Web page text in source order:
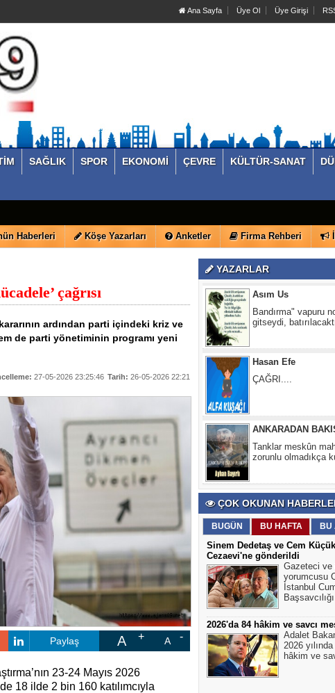
Ana Sayfa Üye Ol Üye Girişi
SAĞLIK SPOR EKONOMİ ÇEVRE KÜLTÜR-SANAT
Haberleri Köşe Yazarları Anketler Firma Rehberi
çağrısı
ardından parti içindeki kriz ve
de parti yönetiminin programı yeni
27-05-2026 23:25:46 Tarih: 26-05-2026 22:21
Paylaş A A
23-24 Mayıs 2026
18 ilde 2 bin 160 katılımcıyla
YAZARLAR
olamaz?
Nesibe Ersöz
Asım Us
Bandırma" vapuru
gitseydi,
Hasan Efe
ÇAĞRI....
ANKARADAN BAKIŞ
Tanklar meskûn
Sırlar Dünyası
KIZIL SAÇLI
HAN’IN KAYIP
Engelsiz Köşe
Az gören bireyler
Selin Esen Güneş
KANSER YAŞ
HULUSİ
BU NECİP VE
GENLERİ İLE
ÇOK OKUNAN
BUGÜN BU HAFTA BU
Sinem Dedetaş ve Cem
Cezaevi'ne gönderildi
Gazeteci ve
yorumcusu
İstanbul
2026'da 84 hâkim ve savcı
Adalet
2026
hâkim ve